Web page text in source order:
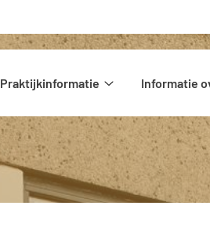
Praktijkinformatie
Informatie